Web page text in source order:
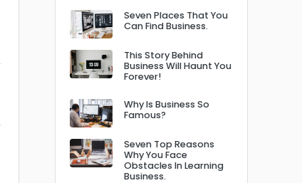
Seven Places That You
Can Find Business.
This Story Behind
Business Will Haunt You
Forever!
Why Is Business So
Famous?
Seven Top Reasons
Why You Face
Obstacles In Learning
Business.